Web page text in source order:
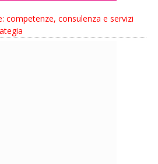
competenze, consulenza e servizi